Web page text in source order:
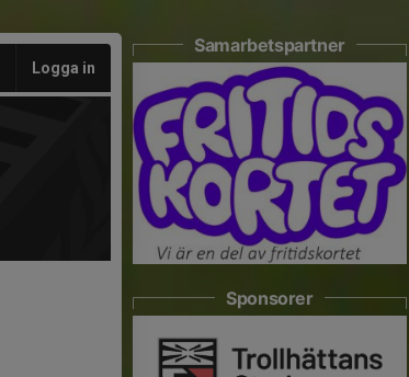
Logga in
Samarbetspartner
Sponsorer